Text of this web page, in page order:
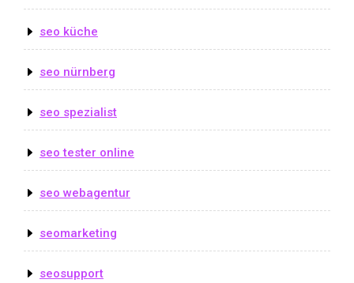
seo küche
seo nürnberg
seo spezialist
seo tester online
seo webagentur
seomarketing
seosupport